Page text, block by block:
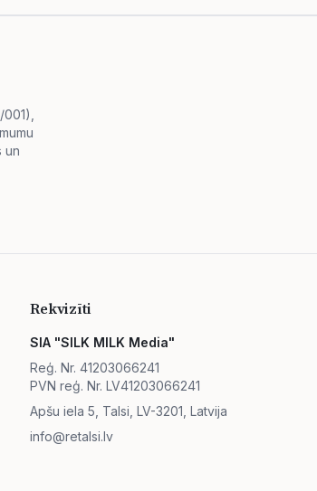
un
Rekvizīti
SIA "SILK MILK Media"
Reģ. Nr. 41203066241
PVN reģ. Nr. LV41203066241
Apšu iela 5, Talsi, LV-3201, Latvija
info@retalsi.lv